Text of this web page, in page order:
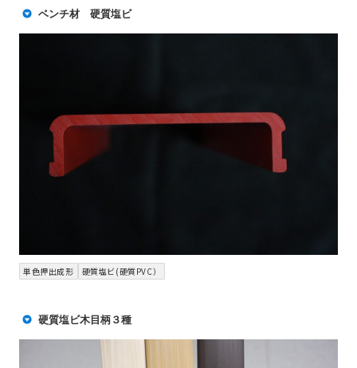
ベンチ材 硬質塩ビ
単色押出成形 硬質塩ビ(硬質PVC）
硬質塩ビ木目柄３種